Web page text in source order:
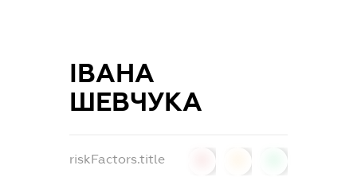
ІВАНА
ШЕВЧУКА
riskFactors.title